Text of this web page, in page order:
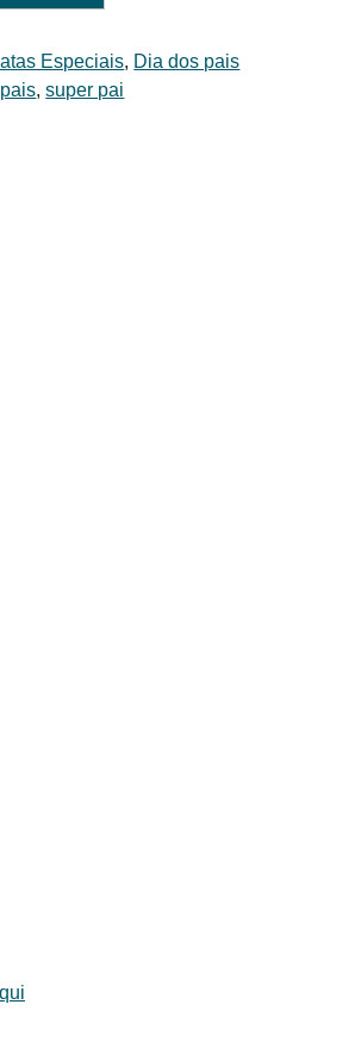
Especiais, Dia dos pais
,super pai